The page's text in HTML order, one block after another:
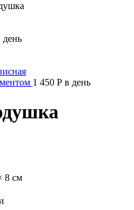
день
1 450 Р в день
8 см